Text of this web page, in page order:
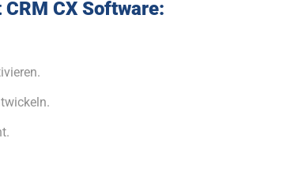
CX Software: